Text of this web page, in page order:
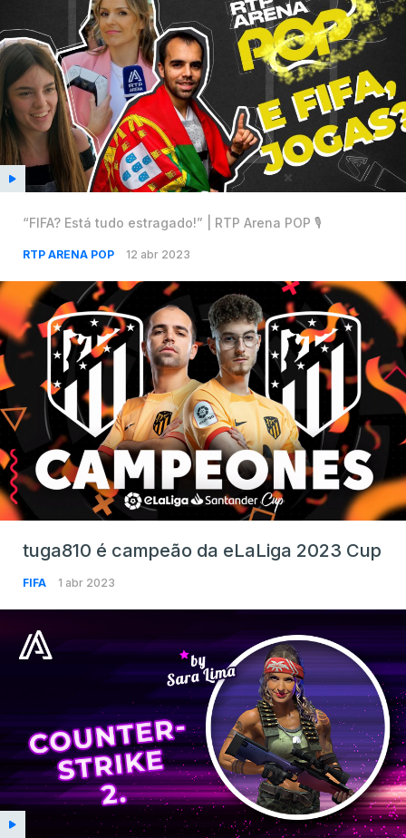
“FIFA? Está tudo estragado!” | RTP Arena POP 🎙️
RTP ARENA POP 12 abr 2023
tuga810 é campeão da eLaLiga 2023 Cup
FIFA 1 abr 2023